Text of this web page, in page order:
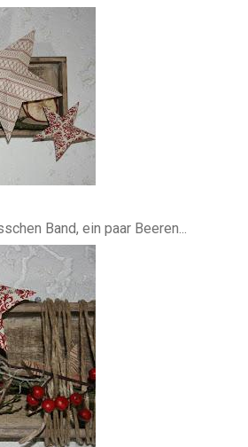
Band, ein paar Beeren...